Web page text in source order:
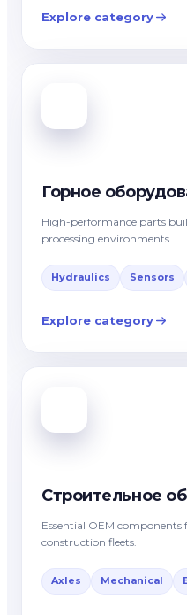
Explore category
Горное
High-performance parts
processing environments.
Hydraulics Sensors
Explore category
Строительное
Essential OEM components
construction fleets.
Axles Mechanical